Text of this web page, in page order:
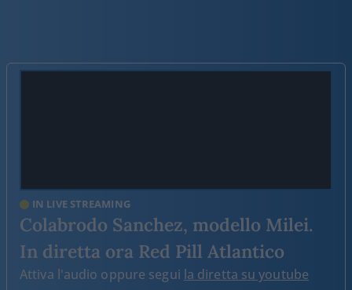
IN LIVE STREAMING
Colabrodo Sanchez, modello Milei.
In diretta ora Red Pill Atlantico
Attiva l'audio oppure segui la diretta su youtube